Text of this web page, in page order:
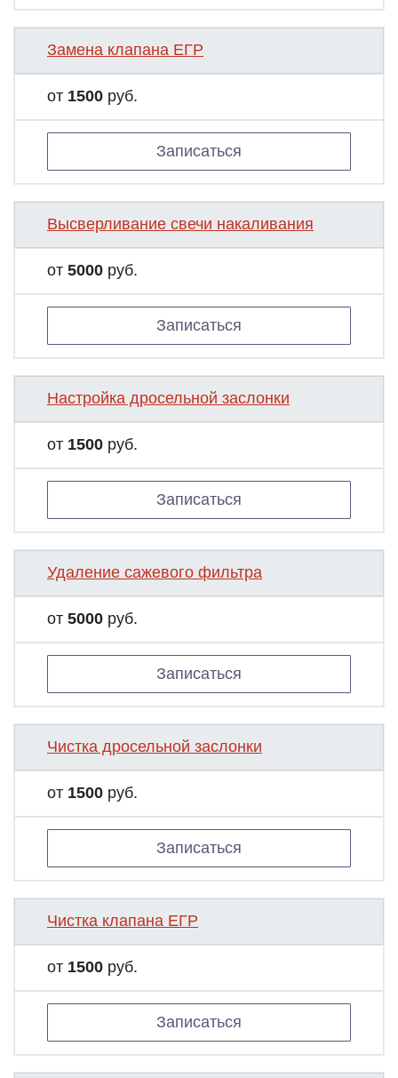
Замена клапана ЕГР
от 1500 руб.
Записаться
Высверливание свечи накаливания
от 5000 руб.
Записаться
Настройка дросельной заслонки
от 1500 руб.
Записаться
Удаление сажевого фильтра
от 5000 руб.
Записаться
Чистка дросельной заслонки
от 1500 руб.
Записаться
Чистка клапана ЕГР
от 1500 руб.
Записаться